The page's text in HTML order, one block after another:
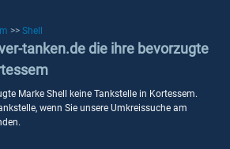
>> Shell
tanken.de die ihre bevorzugte
Marke Shell keine Tankstelle in Kortessem.
wenn Sie unsere Umkreissuche am